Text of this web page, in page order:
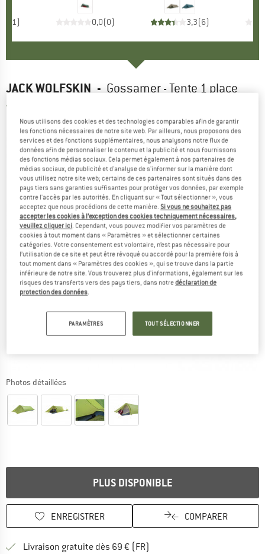
1) 0,0(0) 3,3(6)
JACK WOLFSKIN - Gossamer - Tente 1 place
Photos détaillées
PLUS DISPONIBLE
ENREGISTRER COMPARER
Livraison gratuite dès 69 € (FR)
Nous utilisons des cookies et des technologies comparables afin de garantir
les fonctions nécessaires de notre site web. Par ailleurs, nous proposons des
services et des fonctions supplémentaires, nous analysons notre flux de
données afin de personnaliser le contenu et la publicité et nous fournissons
des fonctions médias sociaux. Cela permet également à nos partenaires de
médias sociaux, de publicité et d'analyse de s'informer sur la manière dont
vous utilisez notre site web; certains de ces partenaires sont situés dans des
pays tiers sans garanties suffisantes pour protéger vos données, par exemple
contre l'accès par les autorités. En cliquant sur « Tout sélectionner », vous
acceptez que nous procédions de cette manière.Si vous ne souhaitez pas
accepter les cookies à l’exception des cookies techniquement nécessaires,
veuillez cliquer ici. Cependant, vous pouvez modifier vos paramètres de
cookies à tout moment dans « Paramètres » et sélectionner certaines
catégories. Votre consentement est volontaire, n’est pas nécessaire pour
l’utilisation de ce site et peut être révoqué ou accordé pour la première fois à
tout moment dans « Paramètres des cookies », qui se trouve dans la partie
inférieure de notre site. Vous trouverez plus d'informations, également sur les
risques des transferts vers des pays tiers, dans notredéclaration de
protection des données.
PARAMÈTRES TOUT SÉLECTIONNER